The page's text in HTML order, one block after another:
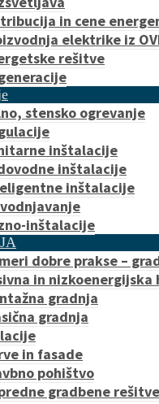
in cene
elektrike iz
rešitve
stensko ogrevanje
inštalacije
inštalacije
inštalacije
inštalacije
dobre prakse –
in nizkoenergijska
gradnja
gradnja
in fasade
pohištvo
gradbene rešitve